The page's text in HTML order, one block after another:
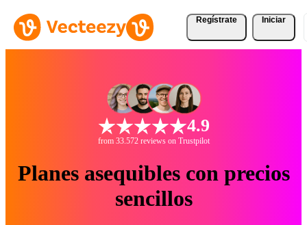
Regístrate Iniciar
4.9
from 33.572 reviews on Trustpilot
Planes asequibles con precios
sencillos